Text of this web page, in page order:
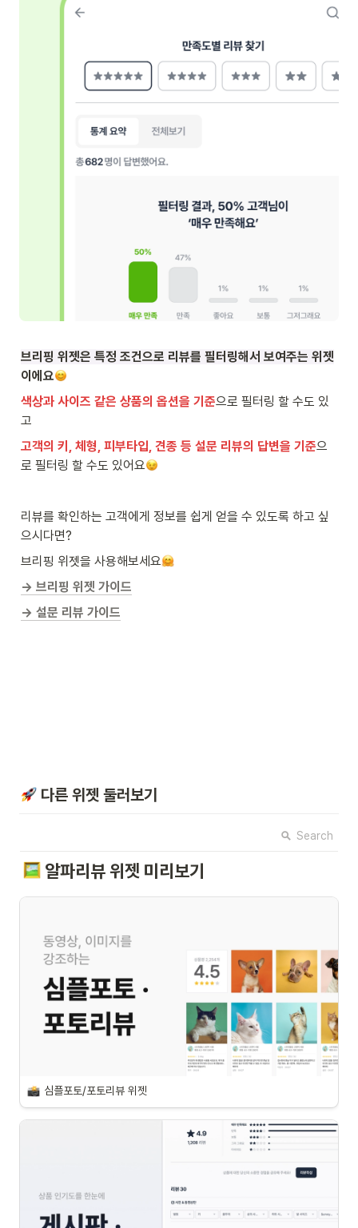
브리핑 위젯은 특정 조건으로 리뷰를 필터링해서 보여주는 위젯
이에요
색상과 사이즈 같은 상품의 옵션을 기준으로 필터링 할 수도 있
고
고객의 키, 체형, 피부타입, 견종 등 설문 리뷰의 답변을 기준으
로 필터링 할 수도 있어요
리뷰를 확인하는 고객에게 정보를 쉽게 얻을 수 있도록 하고 싶
으시다면?
브리핑 위젯을 사용해보세요
→ 브리핑 위젯 가이드
→ 설문 리뷰 가이드
다른 위젯 둘러보기
Search
알파리뷰 위젯 미리보기
심플포토/포토리뷰 위젯